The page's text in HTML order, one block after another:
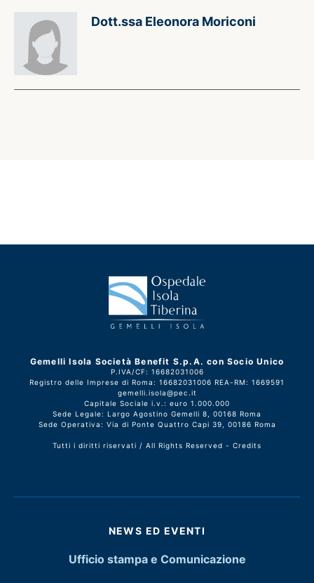
Dott.ssa Eleonora Moriconi
Gemelli Isola Società Benefit S.p.A. con Socio Unico
P.IVA/CF: 16682031006
Registro delle Imprese di Roma: 16682031006 REA-RM: 1669591
gemelli.isola@pec.it
Capitale Sociale i.v.: euro 1.000.000
Sede Legale: Largo Agostino Gemelli 8, 00168 Roma
Sede Operativa: Via di Ponte Quattro Capi 39, 00186 Roma
Tutti i diritti riservati / All Rights Reserved - Credits
NEWS ED EVENTI
Ufficio stampa e Comunicazione